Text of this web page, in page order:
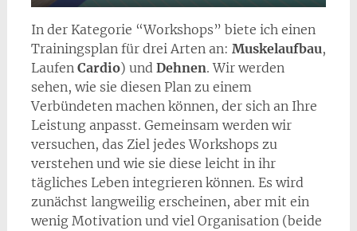
In der Kategorie “Workshops” biete ich einen
Trainingsplan für drei Arten an: Muskelaufbau,
Laufen Cardio) und Dehnen. Wir werden
sehen, wie sie diesen Plan zu einem
Verbündeten machen können, der sich an Ihre
Leistung anpasst. Gemeinsam werden wir
versuchen, das Ziel jedes Workshops zu
verstehen und wie sie diese leicht in ihr
tägliches Leben integrieren können. Es wird
zunächst langweilig erscheinen, aber mit ein
wenig Motivation und viel Organisation (beide